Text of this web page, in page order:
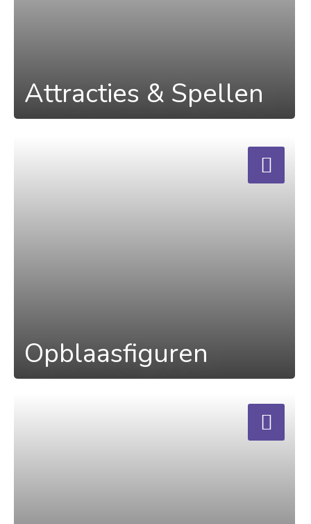
Attracties & Spellen
Opblaasfiguren